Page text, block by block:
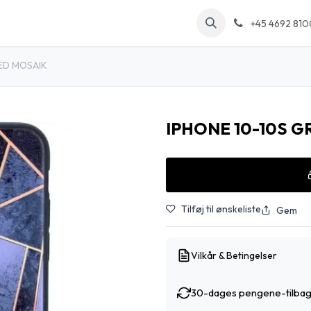
+45 4692
MOSAIK
IPHONE 10-10S
Tilføj til ønskeliste Gem
Vilkår & Betingelser
30-dages pengene-